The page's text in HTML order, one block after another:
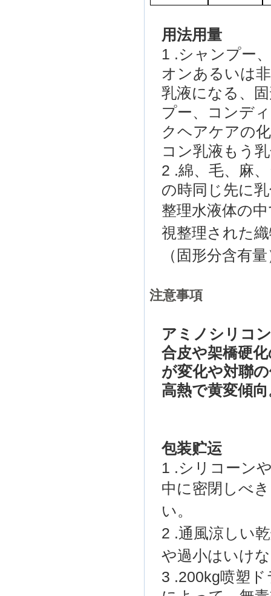
用法用量
1 .シャンプー
オンあるいは非
乳液になる、
プー、コンデ
クヘアケアの
コン乳液もう
2 .綿、毛、 麻
の時同じ先に
整理水液体の中
視整理された
（ 固形分含有量
注意事項
アミノ シリコ
合皮や架橋硬
が変化や対聯
高熱で黄変傾
包装贮运
1 .シリコーン
中に密閉しべき
い。
2 .通風涼しい
や過小はいけ
3 .200kg喷塑